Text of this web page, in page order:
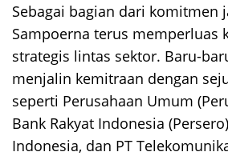
Sebagai bagian dari komitmen
Sampoerna terus memperluas
strategis lintas sektor. Baru-
menjalin kemitraan dengan
seperti Perusahaan Umum
Bank Rakyat Indonesia
Indonesia, dan PT